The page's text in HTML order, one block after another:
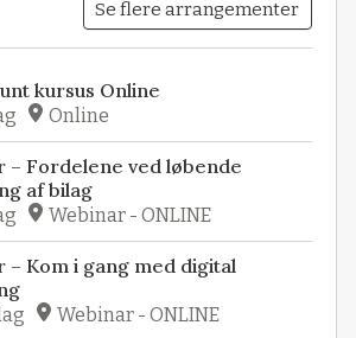
Se flere arrangementer
kursus Online
Online
– Fordelene ved løbende
af bilag
Webinar - ONLINE
– Kom i gang med digital
Webinar - ONLINE